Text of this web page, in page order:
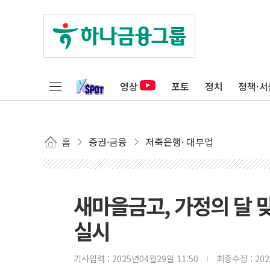
영상 포토 정치 정책·
홈 증권·금융 저축은행· 대부업
새마을금고, 가정의 달
실시
기사입력 : 2025년04월29일 11:50 최종수정 :